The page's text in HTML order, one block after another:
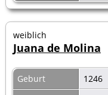
weiblich
Juana de Molina
Geburt
1246